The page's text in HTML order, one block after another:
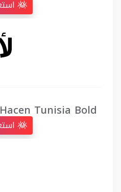
Hacen Tunisia Bold